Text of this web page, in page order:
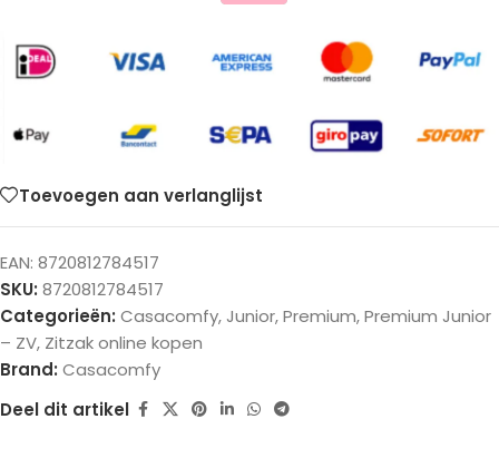
Toevoegen aan verlanglijst
EAN: 8720812784517
SKU: 8720812784517
Categorieën: Casacomfy,Junior,Premium,Premium Junior
– ZV, Zitzak online kopen
Brand: Casacomfy
Deel dit artikel